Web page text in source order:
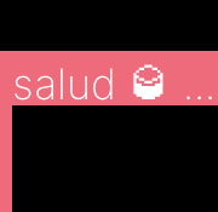
salud 🥃